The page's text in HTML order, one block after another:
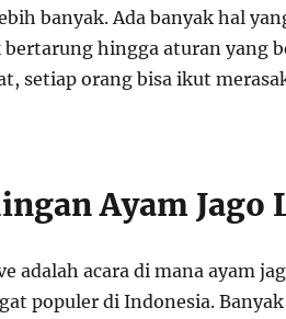
banyak. Ada banyak hal
hingga aturan yang
setiap orang bisa ikut
Ayam Jago
adalah acara di mana ayam
populer di Indonesia.